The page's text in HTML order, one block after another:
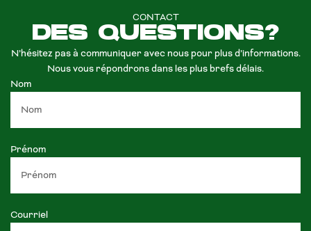
CONTACT
DES QUESTIONS?
N’hésitez pas à communiquer avec nous pour plus d’informations.
Nous vous répondrons dans les plus brefs délais.
Nom
Prénom
Courriel